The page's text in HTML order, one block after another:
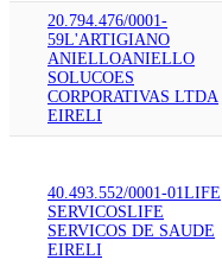
20.794.476/0001-
59L'ARTIGIANO
ANIELLOANIELLO
SOLUCOES
CORPORATIVAS LTDA
EIRELI
40.493.552/0001-01LIFE
SERVICOSLIFE
SERVICOS DE SAUDE
EIRELI